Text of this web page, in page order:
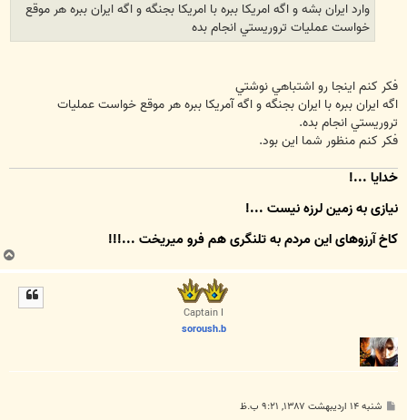
وارد ايران بشه و اگه امريكا ببره با امريكا بجنگه و اگه ايران ببره هر موقع
خواست عمليات تروريستي انجام بده
فكر كنم اينجا رو اشتباهي نوشتي
اگه ايران ببره با ايران بجنگه و اگه آمريكا ببره هر موقع خواست عمليات
تروريستي انجام بده.
فكر كنم منظور شما اين بود.
خدایا ...!
نیازی به زمین لرزه نیست ...!
کاخِ آرزوهای این مردم به تلنگری هم فرو میریخت ...!!!
ب
ا
Captain I
soroush.b
پ شنبه ۱۴ اردیبهشت ۱۳۸۷, ۹:۲۱ ب.ظ